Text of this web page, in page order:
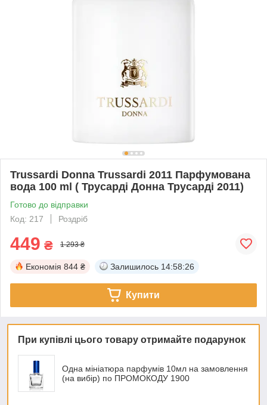
Trussardi Donna Trussardi 2011 Парфумована
вода 100 ml ( Трусарді Донна Трусарді 2011)
Готово до відправки
Код: 217
Роздріб
449 ₴ 1 293 ₴
Економія 844 ₴ Залишилось 14:58:26
Купити
При купівлі цього товару отримайте подарунок
Одна мініатюра парфумів 10мл на замовлення
(на вибір) по ПРОМОКОДУ 1900